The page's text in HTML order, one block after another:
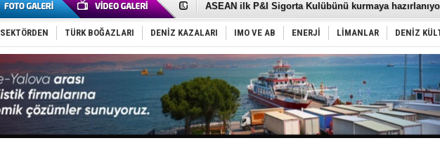
ASEAN ilk P&I Sigorta Kulübünü kurmaya
TAYK - Eker Olympos Regatta'da ilk start!
İstanbul ve Çanakkale: 6 ayda 40.000 gemi
TEKNOFEST ‘Mavi Vatan’ ziyaretçi kayıtları başladı!
Tersane işçilerinin direnişi, kazanımla sonuçlandı
İngiliz aktivistler, gemide mahsur kaldı!
FESCO, Karadeniz'de yeni sevkiyat taleplerini
DESE, BIMCO’ya katıldı
GİMBİRDER gemi inşa yan sanayinin sorunlarını
35 milyon TL'lik tekne projesinde karar çıktı
İnsansız cankurtaran ihalesini BlueForge kazandı
SEKTÖRDEN TÜRK BOĞAZLARI DENİZ KAZALARI IMO VE AB ENERJİ LİMANLAR DENİZ